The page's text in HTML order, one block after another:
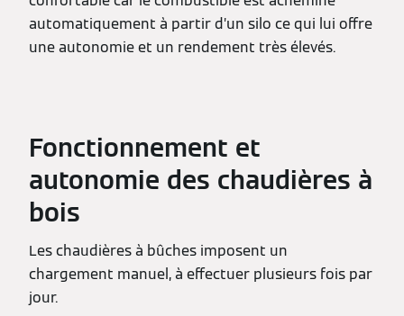
automatiquement à partir d’un silo ce qui lui offre
une autonomie et un rendement très élevés.
Fonctionnement et
autonomie des chaudières à
bois
Les chaudières à bûches imposent un
chargement manuel, à effectuer plusieurs fois par
jour.